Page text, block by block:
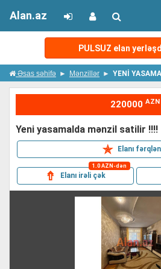
PULSUZ elan
Alan.az
Əsas səhifə Mənzillər YENİ
220000 AZN
yeni̇ yasamalda mənzi̇l satilir !!!!
✯ Elanı
⇮ Elanı irəli çək
1.0 AZN-dən